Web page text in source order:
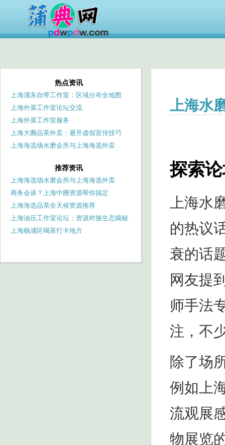
上海水
探索
上海水
的热议
衰的话
网友提
师手法
注，不
除了场
例如上
流观展
物展览
热点资讯
上海浦东自带工作室：区域分布全地图
上海外菜工作室论坛交流
上海外菜工作室服务
上海大圈品茶外卖：避开虚假宣传技巧
上海海选场水磨会所与上海海选外卖
推荐资讯
上海海选场水磨会所与上海海选外卖
QQ：服务方式选择指南
商务会谈？上海中圈资源帮你搞定
上海海选品茶全天候资源推荐
上海油压工作室论坛：资源对接生态揭秘
上海杨浦区喝茶打卡地方